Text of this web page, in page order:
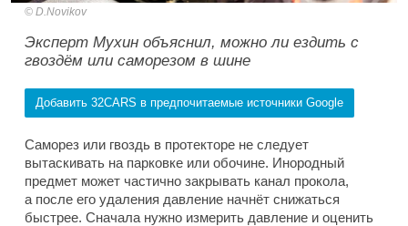
D.Novikov
Эксперт Мухин объяснил, можно ли ездить с
гвоздём или саморезом в шине
Добавить 32CARS в предпочитаемые источники Google
Саморез или гвоздь в протекторе не следует
вытаскивать на парковке или обочине. Инородный
предмет может частично закрывать канал прокола,
а после его удаления давление начнёт снижаться
быстрее. Сначала нужно измерить давление и оценить